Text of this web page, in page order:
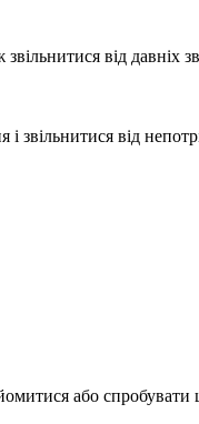
від давніх
звільнитися від
або спробувати